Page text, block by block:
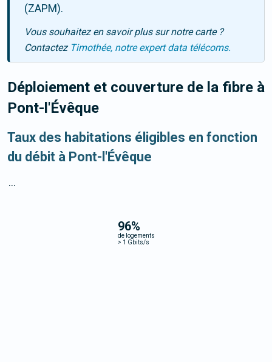
(ZAPM).
Vous souhaitez en savoir plus sur notre carte ?
Contactez Timothée, notre expert data télécoms.
Déploiement et couverture de la fibre à
Pont-l'Évêque
Taux des habitations éligibles en fonction
du débit à Pont-l'Évêque
96%
de logements
> 1 Gbits/s
...